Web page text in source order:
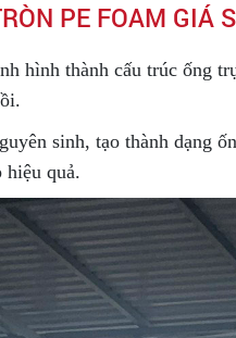
PE FOAM GIÁ
hình thành cấu trúc ống
sinh, tạo thành
hiệu quả.